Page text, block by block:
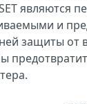
являются
и
защиты от